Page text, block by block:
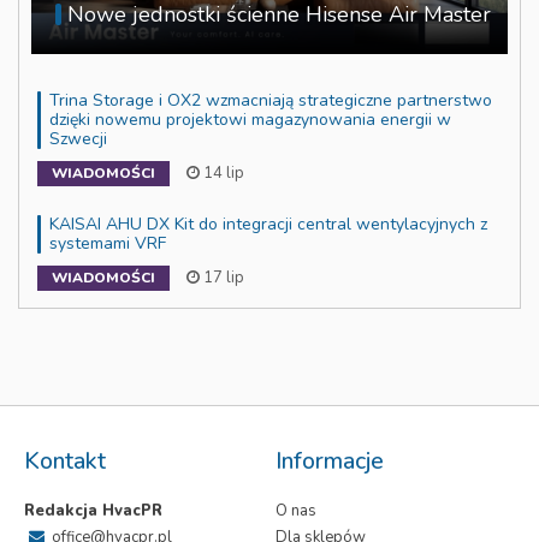
Nowe jednostki ścienne Hisense Air Master
Trina Storage i OX2 wzmacniają strategiczne partnerstwo
dzięki nowemu projektowi magazynowania energii w
Szwecji
WIADOMOŚCI 14 lip
KAISAI AHU DX Kit do integracji central wentylacyjnych z
systemami VRF
WIADOMOŚCI 17 lip
Kontakt
Redakcja HvacPR
office@hvacpr.pl
Informacje
O nas
Dla sklepów